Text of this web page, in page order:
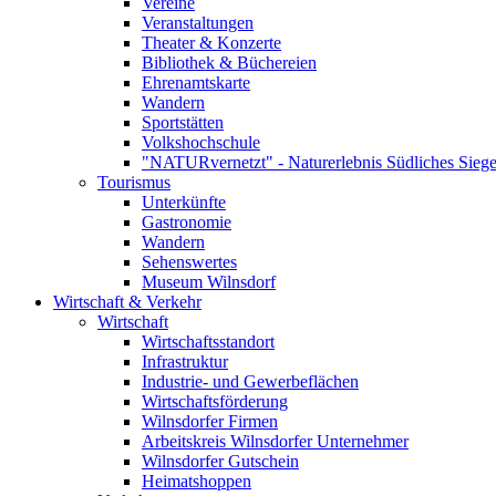
Veranstaltungen
Theater & Konzerte
Bibliothek & Büchereien
Ehrenamtskarte
Wandern
Sportstätten
Volkshochschule
"NATURvernetzt" - Naturerlebnis Südliches
Tourismus
Unterkünfte
Gastronomie
Wandern
Sehenswertes
Museum Wilnsdorf
Wirtschaft & Verkehr
Wirtschaft
Wirtschaftsstandort
Infrastruktur
Industrie- und Gewerbeflächen
Wirtschaftsförderung
Wilnsdorfer Firmen
Arbeitskreis Wilnsdorfer Unternehmer
Wilnsdorfer Gutschein
Heimatshoppen